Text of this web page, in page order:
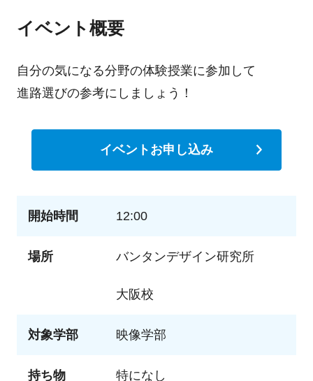
イベント概要
自分の気になる分野の体験授業に参加して
進路選びの参考にしましょう！
イベントお申し込み
開始時間 12:00
場所 バンタンデザイン研究所
大阪校
対象学部 映像学部
持ち物 特になし